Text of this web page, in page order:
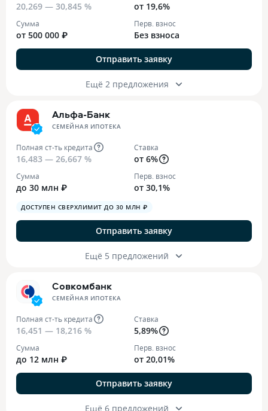
20,269 — 30,845 % от 19,6%
Сумма
от 500 000 ₽
Перв. взнос
Без взноса
Отправить заявку
Ещё 2 предложения
Альфа-Банк
СЕМЕЙНАЯ ИПОТЕКА
Полная ст-ть кредита
16,483 — 26,667 %
Ставка
от 6%
Сумма
до 30 млн ₽
Перв. взнос
от 30,1%
ДОСТУПЕН СВЕРХЛИМИТ ДО 30 МЛН ₽
Отправить заявку
Ещё 5 предложений
Совкомбанк
СЕМЕЙНАЯ ИПОТЕКА
Полная ст-ть кредита
16,451 — 18,216 %
Ставка
5,89%
Сумма
до 12 млн ₽
Перв. взнос
от 20,01%
Отправить заявку
Ещё 6 предложений